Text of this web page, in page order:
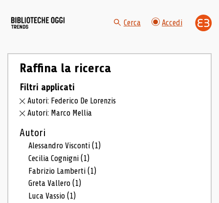
Cerca Accedi
Raffina la ricerca
Filtri applicati
Autori: Federico De Lorenzis
Autori: Marco Mellia
Autori
Alessandro Visconti(1)
Cecilia Cognigni(1)
Fabrizio Lamberti(1)
Greta Vallero(1)
Luca Vassio(1)